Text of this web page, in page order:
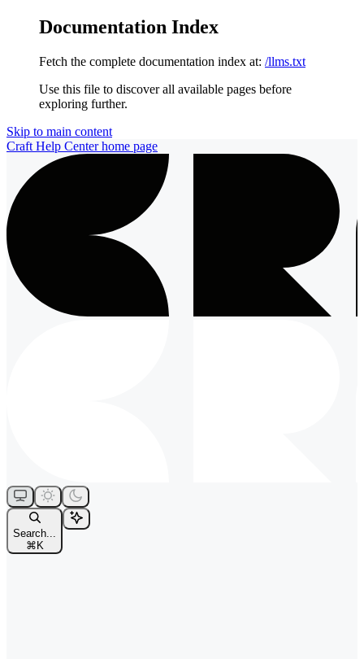
Documentation Index
Fetch the complete documentation index at: /llms.txt
Use this file to discover all available pages before
exploring further.
Skip to main content
Craft Help Centerhome page
Search...
⌘ K